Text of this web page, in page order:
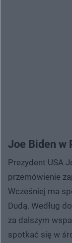
Joe Biden w
Prezydent USA
przemówienie
Wcześniej ma
Dudą. Według
za dalszym
spotkać się w